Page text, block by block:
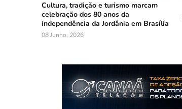
Cultura, tradição e turismo marcam
celebração dos 80 anos da
independência da Jordânia em Brasília
08 Junho, 2026